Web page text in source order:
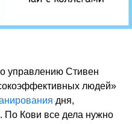
управлению Стивен
людей»
дня,
По Кови все дела нужно